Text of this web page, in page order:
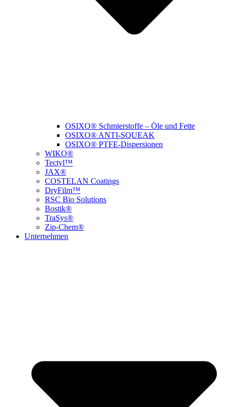
OSIXO® Schmierstoffe – Öle und Fette
OSIXO® ANTI-SQUEAK
OSIXO® PTFE-Dispersionen
WIKO®
Tectyl™
JAX®
COSTELAN Coatings
DryFilm™
RSC Bio Solutions
Bostik®
TraSys®
Zip-Chem®
Unternehmen